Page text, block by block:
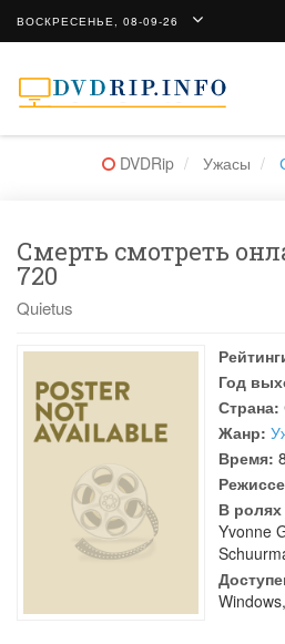
ВОСКРЕСЕНЬЕ, 08-09-26
DVDRip Ужасы
Смерть смотреть
720
Quietus
Год
Страна:
Жанр:
Время:
В
Yvonne